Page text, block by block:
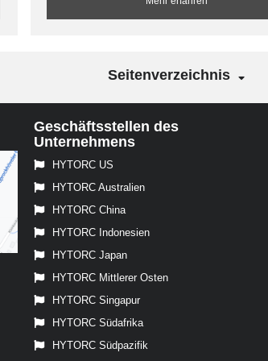
Seitenverzeichnis
Geschäftsstellen des
Unternehmens
HYTORC US
HYTORC Australien
HYTORC China
HYTORC Indonesien
HYTORC Japan
HYTORC Mittlerer Osten
HYTORC Singapur
HYTORC Südafrika
HYTORC Südpazifik